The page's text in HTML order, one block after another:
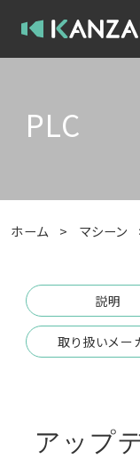
PLC
ホーム > マシーン
説明
取り扱いメー
アップ